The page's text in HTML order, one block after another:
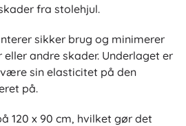
fra stolehjul.
sikker brug og minimerer
andre skader. Underlaget er
sin elasticitet på den
på.
120 x 90 cm, hvilket gør det